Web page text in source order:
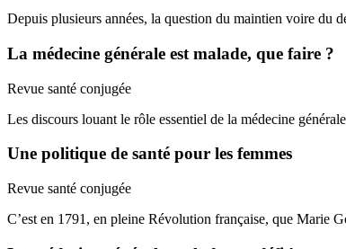
Depuis plusieurs années, la question du maintien voire du
La médecine générale est malade, que faire ?
Revue santé conjugée
Les discours louant le rôle essentiel de la médecine
Une politique de santé pour les femmes
Revue santé conjugée
C’est en 1791, en pleine Révolution française, que Marie